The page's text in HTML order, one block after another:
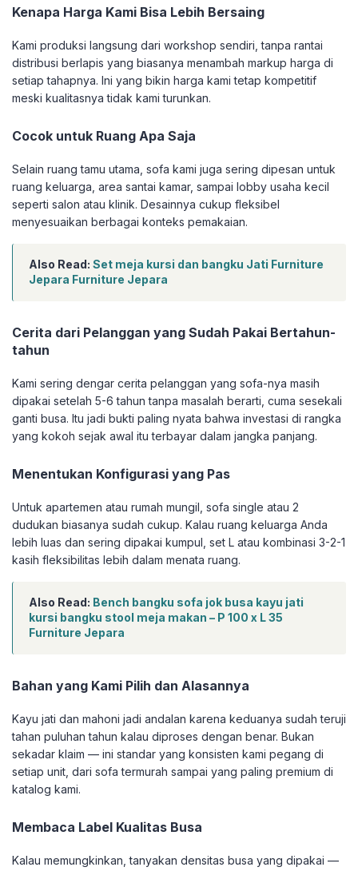
Kenapa Harga Kami Bisa Lebih Bersaing
Kami produksi langsung dari workshop sendiri, tanpa rantai
distribusi berlapis yang biasanya menambah markup harga di
setiap tahapnya. Ini yang bikin harga kami tetap kompetitif
meski kualitasnya tidak kami turunkan.
Cocok untuk Ruang Apa Saja
Selain ruang tamu utama, sofa kami juga sering dipesan untuk
ruang keluarga, area santai kamar, sampai lobby usaha kecil
seperti salon atau klinik. Desainnya cukup fleksibel
menyesuaikan berbagai konteks pemakaian.
Also Read: Set meja kursi dan bangku Jati Furniture
Jepara Furniture Jepara
Cerita dari Pelanggan yang Sudah Pakai Bertahun-
tahun
Kami sering dengar cerita pelanggan yang sofa-nya masih
dipakai setelah 5-6 tahun tanpa masalah berarti, cuma sesekali
ganti busa. Itu jadi bukti paling nyata bahwa investasi di rangka
yang kokoh sejak awal itu terbayar dalam jangka panjang.
Menentukan Konfigurasi yang Pas
Untuk apartemen atau rumah mungil, sofa single atau 2
dudukan biasanya sudah cukup. Kalau ruang keluarga Anda
lebih luas dan sering dipakai kumpul, set L atau kombinasi 3-2-1
kasih fleksibilitas lebih dalam menata ruang.
Also Read: Bench bangku sofa jok busa kayu jati
kursi bangku stool meja makan – P 100 x L 35
Furniture Jepara
Bahan yang Kami Pilih dan Alasannya
Kayu jati dan mahoni jadi andalan karena keduanya sudah teruji
tahan puluhan tahun kalau diproses dengan benar. Bukan
sekadar klaim — ini standar yang konsisten kami pegang di
setiap unit, dari sofa termurah sampai yang paling premium di
katalog kami.
Membaca Label Kualitas Busa
Kalau memungkinkan, tanyakan densitas busa yang dipakai —